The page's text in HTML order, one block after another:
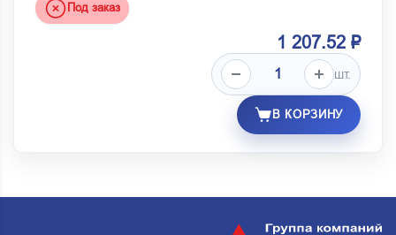
Под заказ
1 207.52 ₽
шт.
В КОРЗИНУ